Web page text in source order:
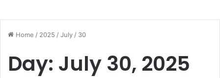
Home / 2025 /July / 30
Day: July 30, 2025